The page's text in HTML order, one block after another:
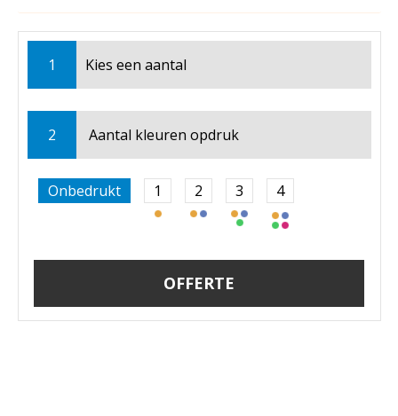
1 Kies een aantal
2 Aantal kleuren opdruk
Onbedrukt 1 2 3 4
OFFERTE